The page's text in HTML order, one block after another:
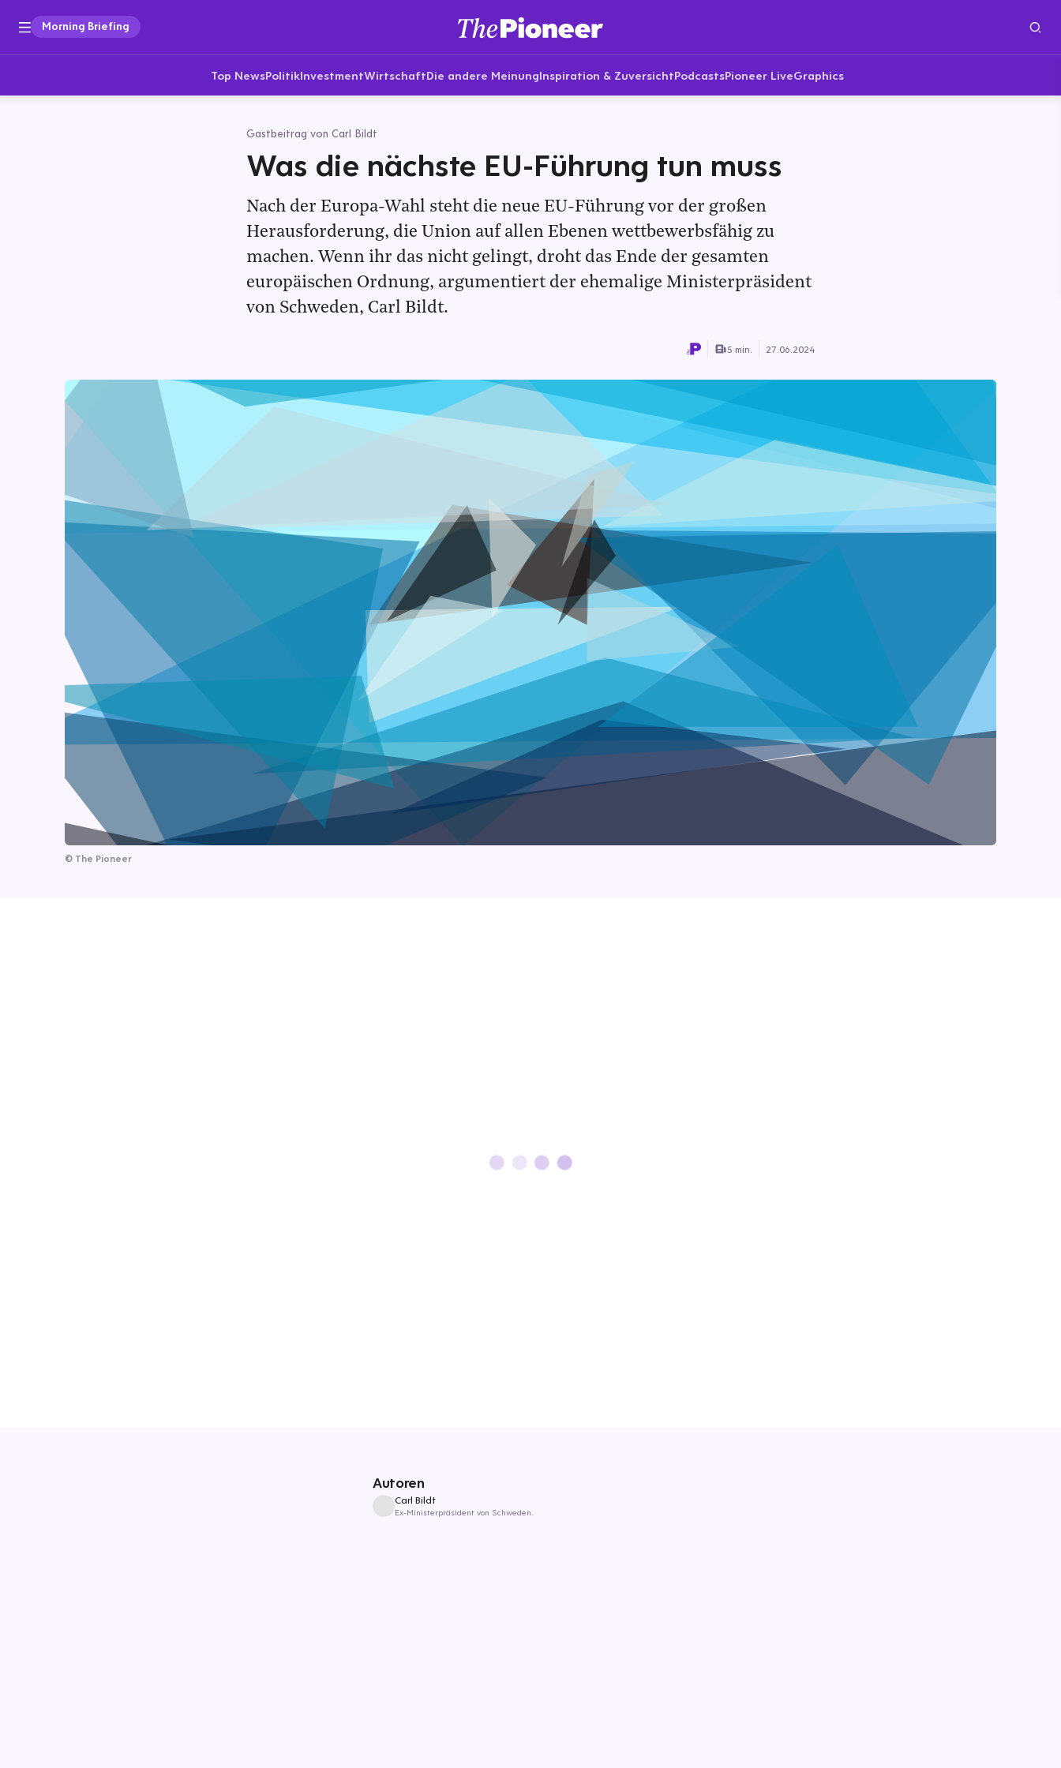
Morning Briefing
Top NewsPolitikInvestmentWirtschaftDie andere MeinungInspiration & ZuversichtPodcastsPioneer LiveGraphics
Gastbeitrag von Carl Bildt
Was die nächste EU-Führung tun muss
Nach der Europa-Wahl steht die neue EU-Führung vor der großen
Herausforderung, die Union auf allen Ebenen wettbewerbsfähig zu
machen. Wenn ihr das nicht gelingt, droht das Ende der gesamten
europäischen Ordnung, argumentiert der ehemalige Ministerpräsident
von Schweden, Carl Bildt.
5 min. 27.06.2024
© The Pioneer
Autoren
Carl Bildt
Ex-Ministerpräsident von Schweden.